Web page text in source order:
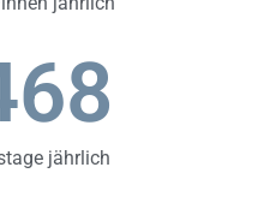
jährlich